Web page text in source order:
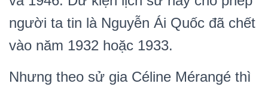
người ta tin là Nguyễn Ái Quốc đã chết
vào năm 1932 hoặc 1933.
Nhưng theo sử gia Céline Mérangé thì